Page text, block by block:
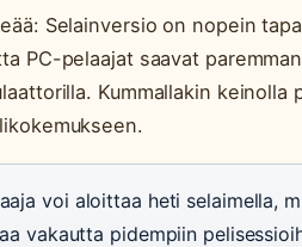
Selainversio on nopein tapa
PC-pelaajat saavat paremman
Kummallakin keinolla
voi aloittaa heti selaimella,
vakautta pidempiin